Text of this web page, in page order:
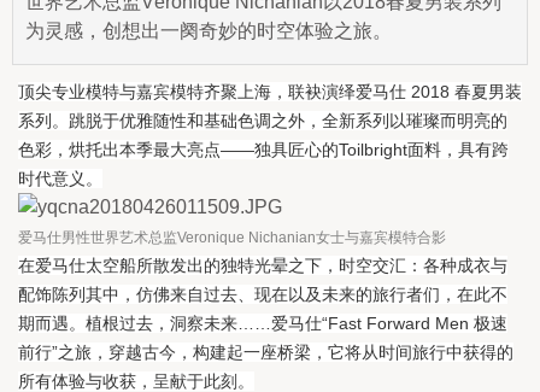
为灵感，创想出一阕奇妙的时空体验之旅。
顶尖专业模特与嘉宾模特齐聚上海，联袂演绎爱马仕 2018 春夏男装
系列。跳脱于优雅随性和基础色调之外，全新系列以璀璨而明亮的
色彩，烘托出本季最大亮点——独具匠心的Toilbright面料，具有跨
时代意义。
爱马仕男性世界艺术总监Veronique Nichanian女士与嘉宾模特合影
在爱马仕太空船所散发出的独特光晕之下，时空交汇：各种成衣与
配饰陈列其中，仿佛来自过去、现在以及未来的旅行者们，在此不
期而遇。 植根过去，洞察未来……爱马仕“Fast Forward Men 极速
前行”之旅，穿越古今，构建起一座桥梁，它将从时间旅行中获得的
所有体验与收获，呈献于此刻。